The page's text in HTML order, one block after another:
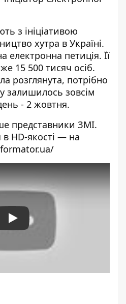
з ініціативою
хутра в Україні.
електронна петиція. Її
15 500 тисяч осіб.
розглянута, потрібно
залишилось зовсім
- 2 жовтня.
представники ЗМІ.
HD-якості — на
Play